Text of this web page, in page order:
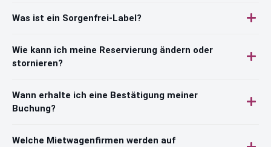
Was ist ein Sorgenfrei-Label?
Wie kann ich meine Reservierung ändern oder
stornieren?
Wann erhalte ich eine Bestätigung meiner
Buchung?
Welche Mietwagenfirmen werden auf